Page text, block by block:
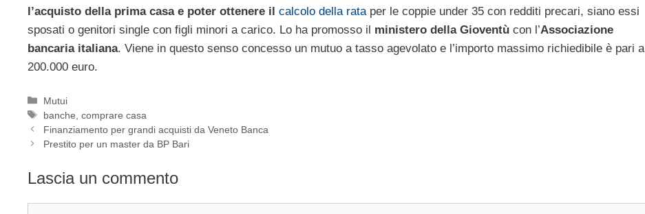
l’acquisto della prima casa e poter ottenere il calcolo della rataper le coppie under 35 con redditi precari, siano essi
sposati o genitori single con figli minori a carico. Lo ha promosso il ministero della Gioventù con l’Associazione
bancaria italiana. Viene in questo senso concesso un mutuo a tasso agevolato e l’importo massimo richiedibile è pari a
200.000 euro.
Categorie
Mutui
Tag
banche ,comprare casa
Finanziamento per grandi acquisti da Veneto Banca
Prestito per un master da BP Bari
Lascia un commento